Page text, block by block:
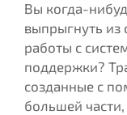
Вы когда-
выпрыгнуть из
работы с
поддержки?
созданные с
большей